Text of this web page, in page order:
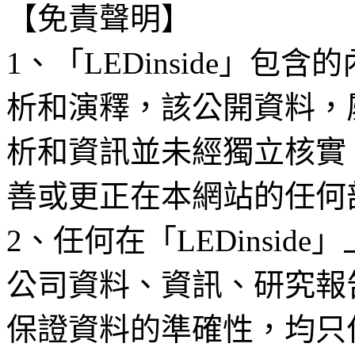
【免責聲明】
1、「LEDinside」包含
析和演釋，該公開資料
析和資訊並未經獨立核
善或更正在本網站的任
2、任何在「LEDinside
公司資料、資訊、研究
保證資料的準確性，均